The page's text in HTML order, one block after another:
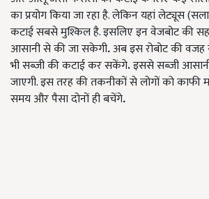
का प्रयोग किया जा रहा है. लेकिन यहां लेट्यूस
कटाई सबसे मुश्किल है. इसलिए इन वेजबोट की
आसानी से की जा सकेगी.अब इस रोबोट की
भी सब्ज़ी की कटाई कर सकेंगे.इससे सब्जी
जाएगी. इस तरह की तकनीकों से लोगों को काफी
समय और पैसा दोनों ही बचेंगे.